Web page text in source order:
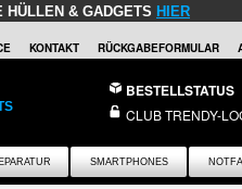
HÜLLEN & GADGETS HIER
KONTAKT RÜCKGABEFORMULAR
BESTELLSTATUS
CLUB TRENDY-
SMARTPHONES